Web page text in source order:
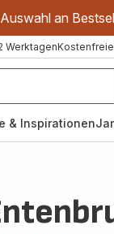
an
Werktagen
& Inspirationen